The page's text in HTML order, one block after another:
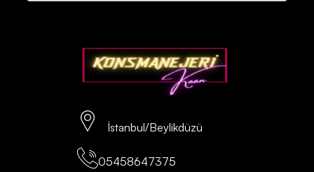
İstanbul/Beylikdüzü
05458647375